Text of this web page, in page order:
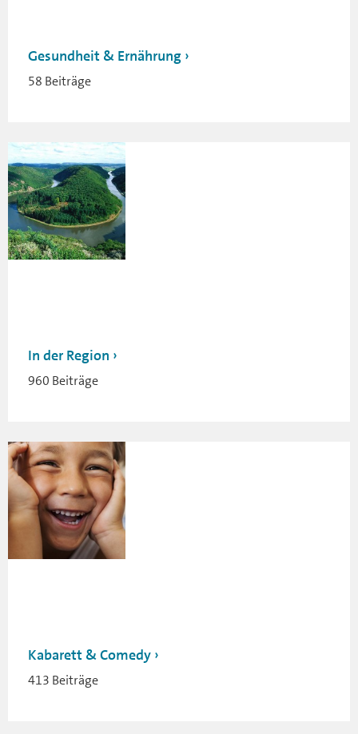
Gesundheit & Ernährung
58 Beiträge
In der Region
960 Beiträge
Kabarett & Comedy
413 Beiträge